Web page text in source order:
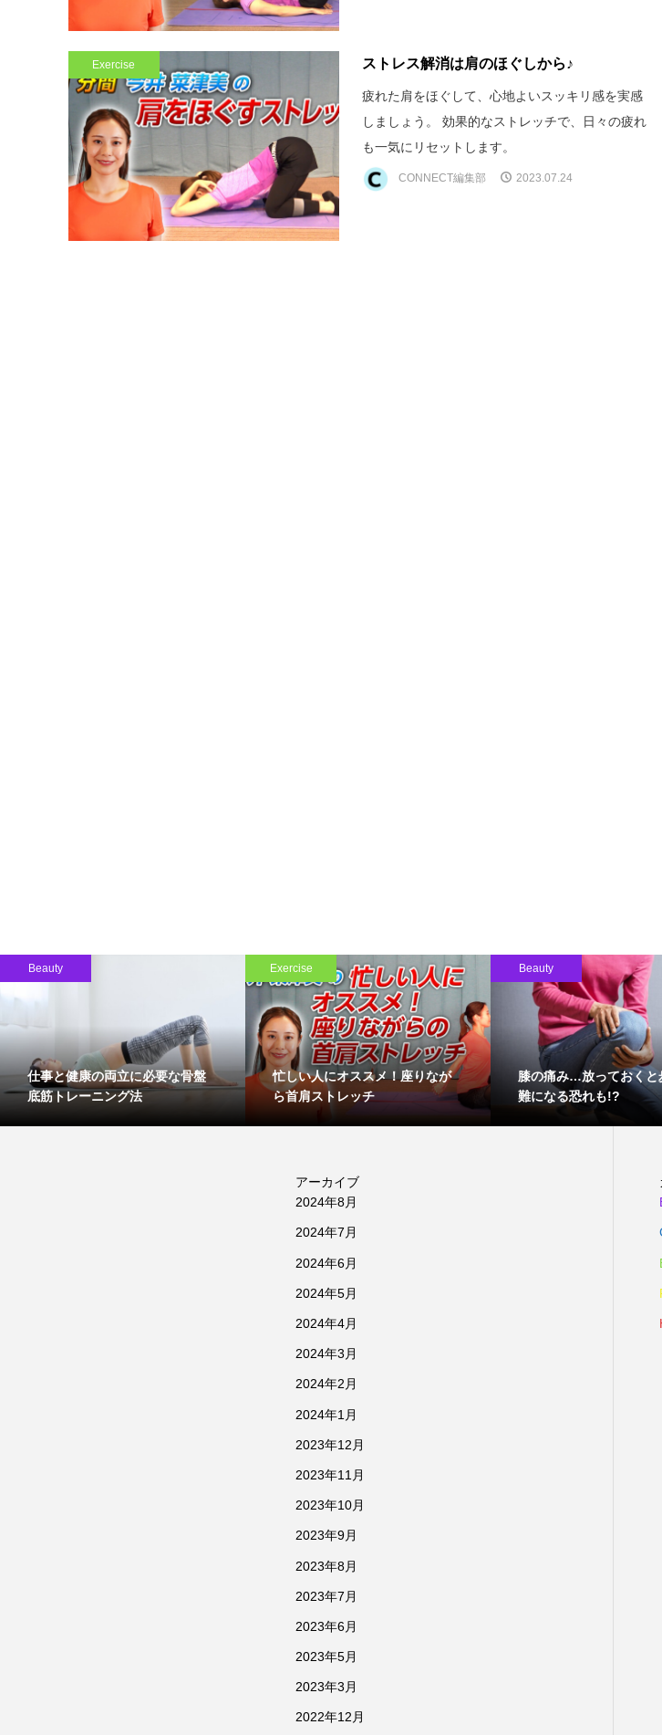
Exercise ストレス解消は肩のほぐしから♪
疲れた肩をほぐして、心地よいスッキリ感を実感
しましょう。 効果的なストレッチで、日々の疲れ
も一気にリセットします。
CONNECT編集部 2023.07.24
Beauty
仕事と健康の両立に必要な骨盤
底筋トレーニング法
Exercise
忙しい人にオススメ！座りなが
ら首肩ストレッチ
Beauty
膝の痛み…放っておくと
難になる恐れも!?
アーカイブ
2024年8月
2024年7月
2024年6月
2024年5月
2024年4月
2024年3月
2024年2月
2024年1月
2023年12月
2023年11月
2023年10月
2023年9月
2023年8月
2023年7月
2023年6月
2023年5月
2023年3月
2022年12月